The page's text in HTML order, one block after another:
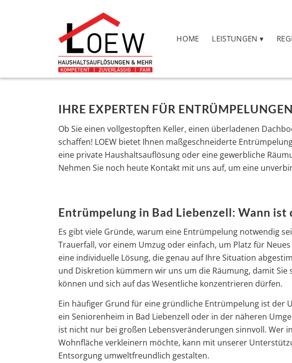
HOME LEISTUNGEN
IHRE EXPERTEN FÜR
Ob Sie einen vollgestopften Keller, einen überladenen
schaffen! LOEW bietet Ihnen maßgeschneiderte
eine private Haushaltsauflösung oder eine gewerbliche
Nehmen Sie noch heute Kontakt mit uns auf, um eine
Entrümpelung in Bad Liebenzell: Wann
Es gibt viele Gründe, warum eine Entrümpelung notwendig
Trauerfall, vor einem Umzug oder einfach, um Platz für
eine individuelle Lösung, die genau auf Ihre Situation
und Diskretion kümmern wir uns um die Räumung, damit
können und sich auf das Wesentliche konzentrieren dürfen.
Ein häufiger Grund für eine gründliche Entrümpelung ist der
ein Seniorenheim in Bad Liebenzell oder in der näheren
ist nicht nur bei großen Lebensveränderungen sinnvoll. Wer
Wohnfläche verkleinern möchte, kann mit unserer
Entsorgung umweltfreundlich gestalten.